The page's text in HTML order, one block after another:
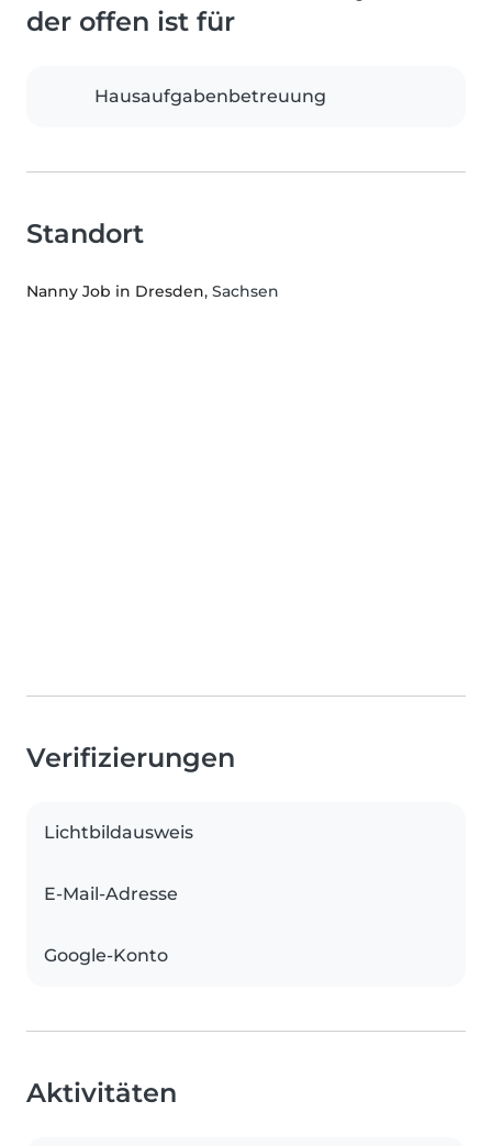
der offen ist für
Hausaufgabenbetreuung
Standort
Nanny Job in Dresden, Sachsen
Verifizierungen
Lichtbildausweis
E-Mail-Adresse
Google-Konto
Aktivitäten